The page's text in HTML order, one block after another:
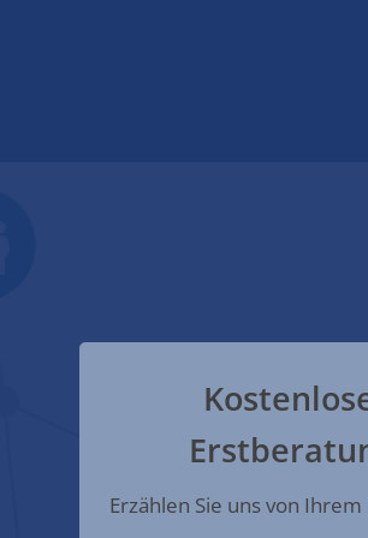
Erzählen Sie uns von